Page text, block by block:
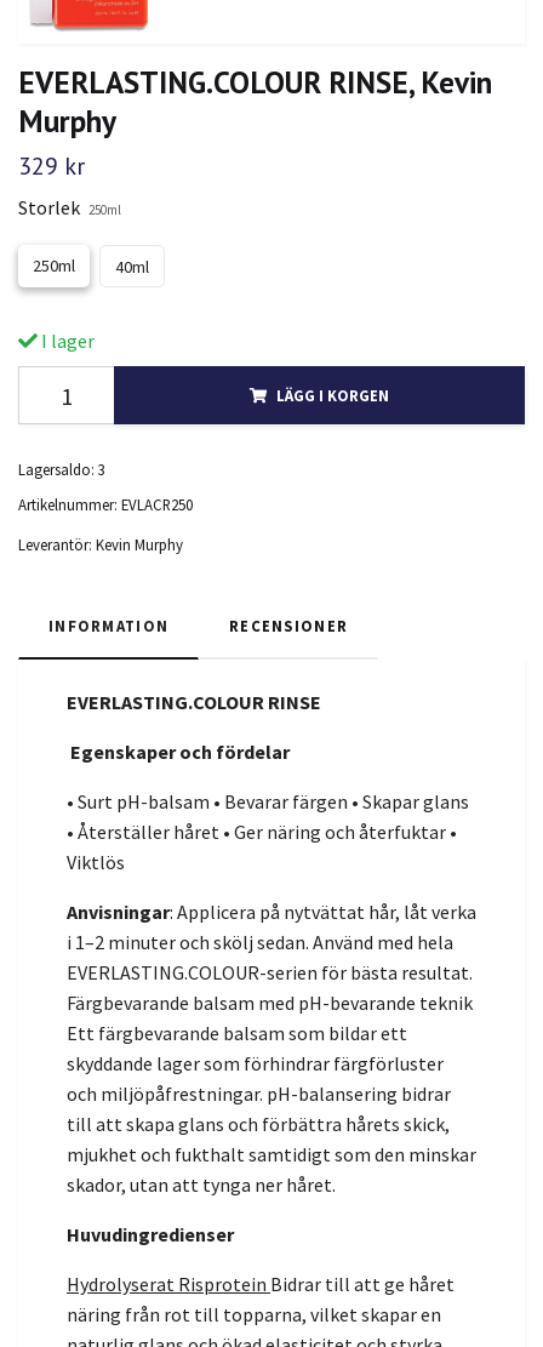
EVERLASTING.COLOUR RINSE, Kevin
Murphy
329 kr
Storlek 250ml
250ml 40ml
I lager
LÄGG I KORGEN
Lagersaldo: 3
Artikelnummer: EVLACR250
Leverantör: Kevin Murphy
INFORMATION RECENSIONER
EVERLASTING.COLOUR RINSE
Egenskaper och fördelar
• Surt pH-balsam • Bevarar färgen • Skapar glans
• Återställer håret • Ger näring och återfuktar •
Viktlös
Anvisningar: Applicera på nytvättat hår, låt verka
i 1–2 minuter och skölj sedan. Använd med hela
EVERLASTING.COLOUR-serien för bästa resultat.
Färgbevarande balsam med pH-bevarande teknik
Ett färgbevarande balsam som bildar ett
skyddande lager som förhindrar färgförluster
och miljöpåfrestningar. pH-balansering bidrar
till att skapa glans och förbättra hårets skick,
mjukhet och fukthalt samtidigt som den minskar
skador, utan att tynga ner håret.
Huvudingredienser
Hydrolyserat Risprotein Bidrar till att ge håret
näring från rot till topparna, vilket skapar en